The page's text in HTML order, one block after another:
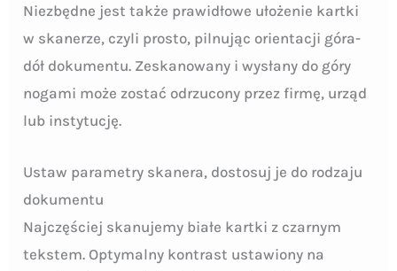
Niezbędne jest także prawidłowe ułożenie kartki
w skanerze, czyli prosto, pilnując orientacji góra-
dół dokumentu. Zeskanowany i wysłany do góry
nogami może zostać odrzucony przez firmę, urząd
lub instytucję.
Ustaw parametry skanera, dostosuj je do rodzaju
dokumentu
Najczęściej skanujemy białe kartki z czarnym
tekstem. Optymalny kontrast ustawiony na